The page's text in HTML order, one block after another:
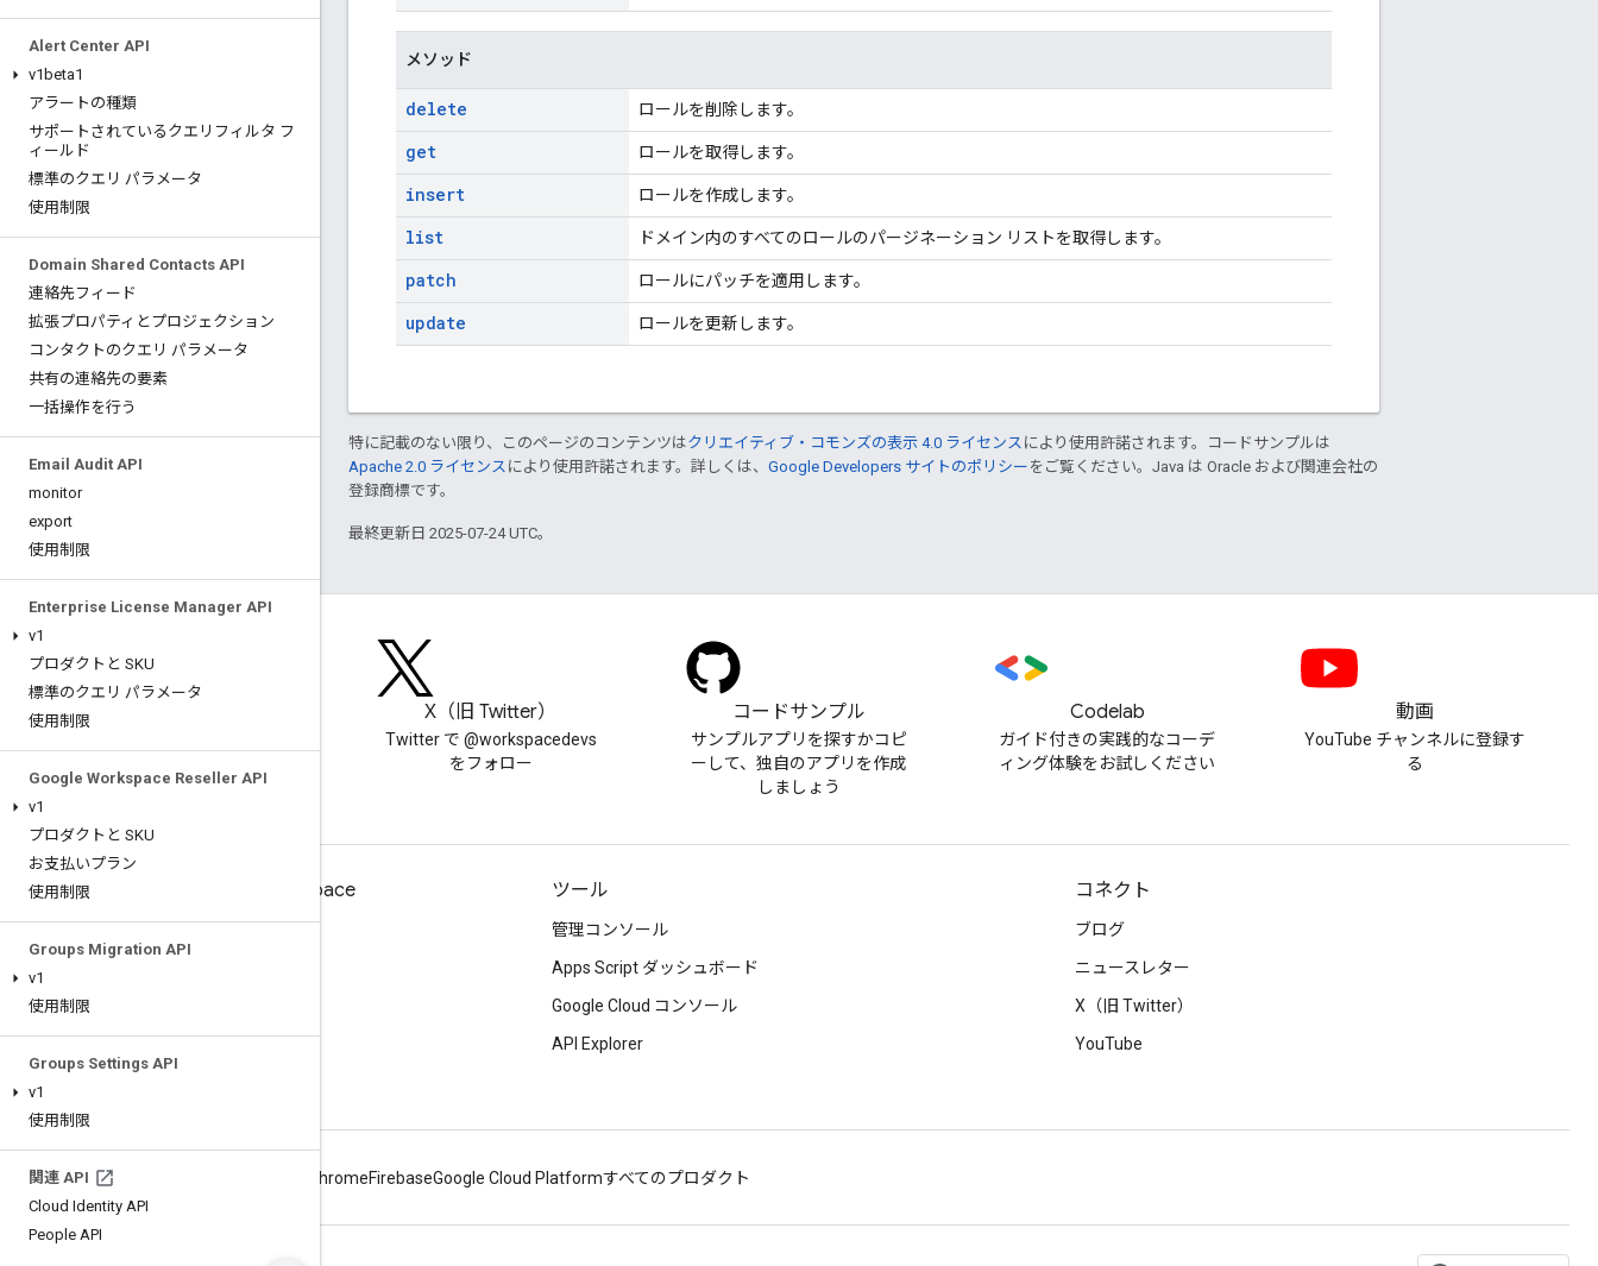
Alert Center API
v1beta1
アラートの種類
サポートされているクエリフィルタ フ
ィールド
標準のクエリ パラメータ
使用制限
Domain Shared Contacts API
連絡先フィード
拡張プロパティとプロジェクション
コンタクトのクエリ パラメータ
共有の連絡先の要素
一括操作を行う
Email Audit API
monitor
export
使用制限
Enterprise License Manager API
v1
プロダクトと SKU
標準のクエリ パラメータ
使用制限
Google Workspace Reseller API
v1
プロダクトと SKU
お支払いプラン
使用制限
Groups Migration API
v1
使用制限
Groups Settings API
v1
使用制限
関連 API
Cloud Identity API
People API
メソッド
delete ロールを削除します。
get ロールを取得します。
insert ロールを作成します。
list ドメイン内のすべてのロールのパージネーション リストを取得します。
patch ロールにパッチを適用します。
update ロールを更新します。
特に記載のない限り、このページのコンテンツはクリエイティブ・コモンズの表示 4.0 ライセンス により使用許諾されます。コードサンプルは
Apache 2.0 ライセンス により使用許諾されます。詳しくは、 Google Developers サイトのポリシー をご覧ください。Java は Oracle および関連会社の
登録商標です。
最終更新日 2025-07-24 UTC。
X（旧 Twitter）
Twitter で @workspacedevs
をフォロー
コードサンプル
サンプルアプリを探すかコピ
ーして、独自のアプリを作成
しましょう
Codelab
ガイド付きの実践的なコーデ
ィング体験をお試しください
動画
YouTube チャンネルに登録す
る
デベロッパー向け Google Workspace
リリースノート
ツール
管理コンソール
Apps Script ダッシュボード
Google Cloud コンソール
API Explorer
コネクト
ブログ
ニュースレター
X（旧 Twitter）
YouTube
ChromeFirebaseGoogle Cloud Platformすべてのプロダクト